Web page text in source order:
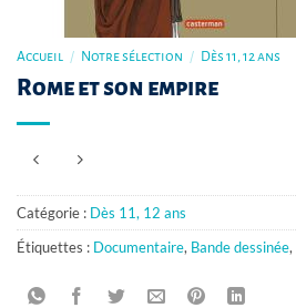
Accueil / Notre sélection / Dès 11, 12 ans
Rome et son empire
Catégorie : Dès 11, 12 ans
Étiquettes : Documentaire, Bande dessinée,